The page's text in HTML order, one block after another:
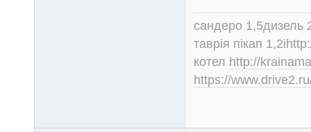
сандеро 1,5дизель
таврія пікап
котел http://
https://